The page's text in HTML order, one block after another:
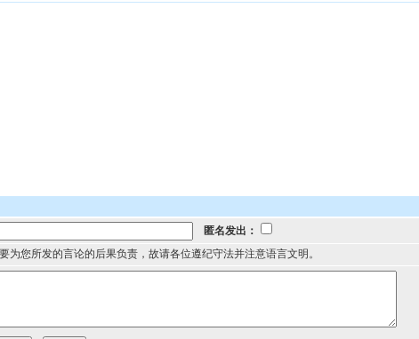
匿名发出：
为您所发的言论的后果负责，故请各位遵纪守法并注意语言文明。